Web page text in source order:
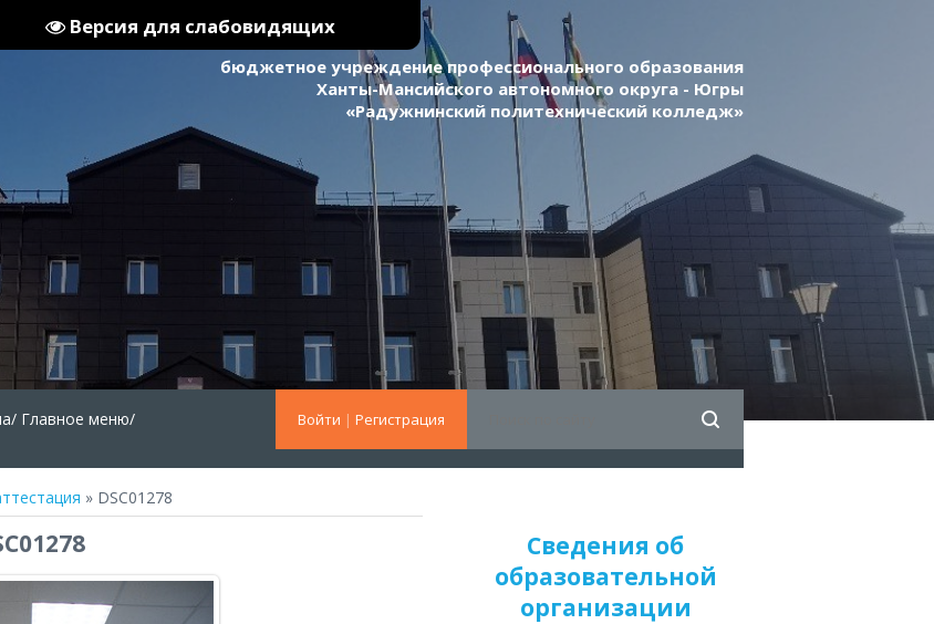
Версия для слабовидящих
бюджетное учреждение профессионального образования
Ханты-Мансийского автономного округа - Югры
«Радужнинский политехнический колледж»
Войти | Регистрация
Главное меню/
» DSC01278
Сведения об
образовательной
организации